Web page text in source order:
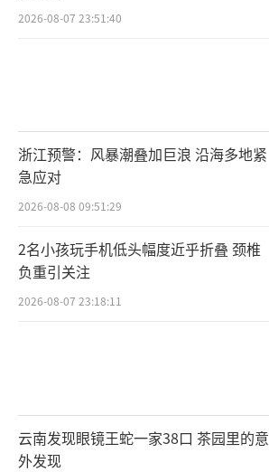
2026-08-07 23:51:40
浙江预警：风暴潮叠加巨浪 沿海多地紧
急应对
2026-08-08 09:51:29
2名小孩玩手机低头幅度近乎折叠 颈椎
负重引关注
2026-08-07 23:18:11
云南发现眼镜王蛇一家38口 茶园里的意
外发现